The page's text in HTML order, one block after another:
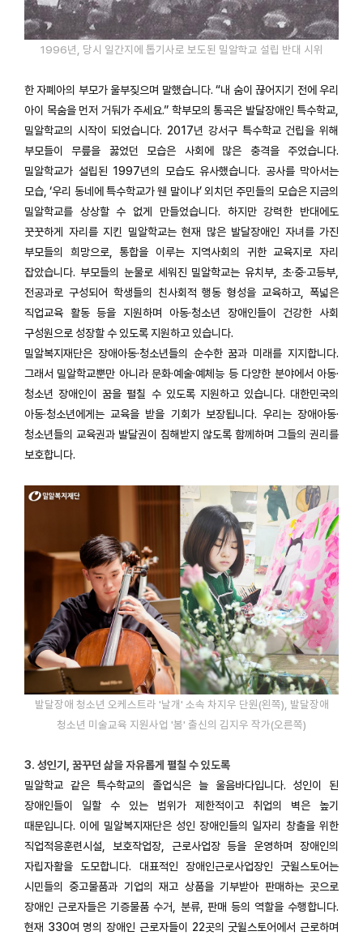
1996년, 당시 일간지에 톱기사로 보도된 밀알학교 설립 반대 시위
한 자폐아의 부모가 울부짖으며 말했습니다. “내 숨이 끊어지기 전에 우리
아이 목숨을 먼저 거둬가 주세요.” 학부모의 통곡은 발달장애인 특수학교,
밀알학교의 시작이 되었습니다. 2017년 강서구 특수학교 건립을 위해
부모들이 무릎을 꿇었던 모습은 사회에 많은 충격을 주었습니다.
밀알학교가 설립된 1997년의 모습도 유사했습니다. 공사를 막아서는
모습, ‘우리 동네에 특수학교가 웬 말이냐’ 외치던 주민들의 모습은 지금의
밀알학교를 상상할 수 없게 만들었습니다. 하지만 강력한 반대에도
꿋꿋하게 자리를 지킨 밀알학교는 현재 많은 발달장애인 자녀를 가진
부모들의 희망으로, 통합을 이루는 지역사회의 귀한 교육지로 자리
잡았습니다. 부모들의 눈물로 세워진 밀알학교는 유치부, 초·중·고등부,
전공과로 구성되어 학생들의 친사회적 행동 형성을 교육하고, 폭넓은
직업교육 활동 등을 지원하며 아동·청소년 장애인들이 건강한 사회
구성원으로 성장할 수 있도록 지원하고 있습니다.
밀알복지재단은 장애아동·청소년들의 순수한 꿈과 미래를 지지합니다.
그래서 밀알학교뿐만 아니라 문화·예술·예체능 등 다양한 분야에서 아동·
청소년 장애인이 꿈을 펼칠 수 있도록 지원하고 있습니다. 대한민국의
아동·청소년에게는 교육을 받을 기회가 보장됩니다. 우리는 장애아동·
청소년들의 교육권과 발달권이 침해받지 않도록 함께하며 그들의 권리를
보호합니다.
발달장애 청소년 오케스트라 '날개' 소속 차지우 단원(왼쪽), 발달장애
청소년 미술교육 지원사업 '봄' 출신의 김지우 작가(오른쪽)
3. 성인기, 꿈꾸던 삶을 자유롭게 펼칠 수 있도록
밀알학교 같은 특수학교의 졸업식은 늘 울음바다입니다. 성인이 된
장애인들이 일할 수 있는 범위가 제한적이고 취업의 벽은 높기
때문입니다. 이에 밀알복지재단은 성인 장애인들의 일자리 창출을 위한
직업적응훈련시설, 보호작업장, 근로사업장 등을 운영하며 장애인의
자립자활을 도모합니다. 대표적인 장애인근로사업장인 굿윌스토어는
시민들의 중고물품과 기업의 재고 상품을 기부받아 판매하는 곳으로
장애인 근로자들은 기증물품 수거, 분류, 판매 등의 역할을 수행합니다.
현재 330여 명의 장애인 근로자들이 22곳의 굿윌스토어에서 근로하며